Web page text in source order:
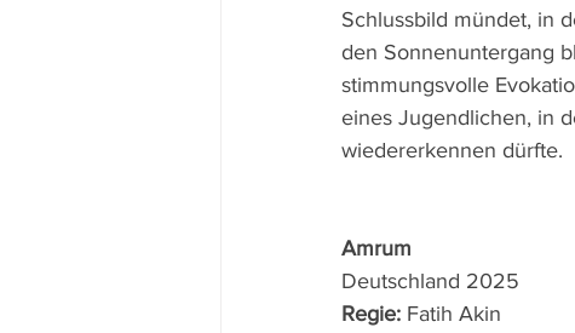
Schlussbild mündet, in
den Sonnenuntergang
stimmungsvolle
eines Jugendlichen, in
wiedererkennen dürfte.
Amrum
Deutschland 2025
Regie: Fatih Akin